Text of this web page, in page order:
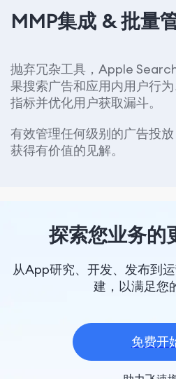
MMP集成 & 批量
抛弃冗杂工具，Apple
果搜索广告和应用内用户行
指标并优化用户获取漏斗。
有效管理任何级别的广告投
获得有价值的见解。
探索您业务的
从App研究、开发、发布到
建，以满足您
免费开